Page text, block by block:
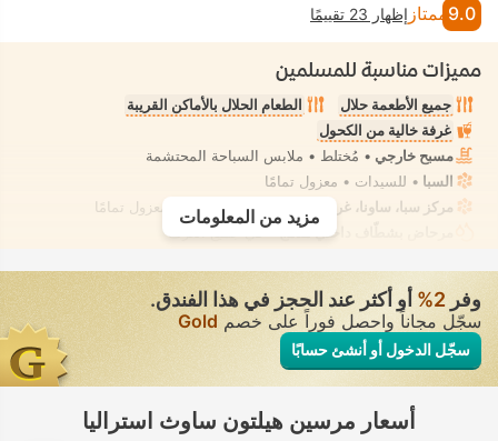
9.0 ممتاز إظهار 23 تقييمًا
مميزات مناسبة للمسلمين
جميع الأطعمة حلال
الطعام الحلال بالأماكن القريبة
غرفة خالية من الكحول
مسبح خارجي • مُختلط • ملابس السباحة المحتشمة
السبا • للسيدات • معزول تمامًا
مركز سبا، ساونا، غرفة بخار، تدليك• للسيدات • معزول تمامًا
مرحاض بشطّاف داخلي مدمج
• في جميع الغرف
مزيد من المعلومات
وفر 2‏% أو أكثر عند الحجز في هذا الفندق.
سجّل مجاناً واحصل فوراً على خصم Gold
سجّل الدخول أو أنشئ حسابًا
أسعار مرسين هيلتون ساوث استراليا